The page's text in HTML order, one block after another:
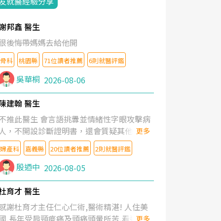
邦鑫 醫生
後悔帶媽媽去給他開
骨科 桃園縣 71位讀者推薦 6則就醫評鑑
吳華桐 2026-08-06
建翰 醫生
推此醫生 會言語挑釁並情緒性字眼攻擊病
人，不開設診斷證明書，還會質疑其他醫生
判斷！
更多
婦產科 嘉義縣 20位讀者推薦 2則就醫評鑑
殷迺中 2026-08-05
育才 醫生
謝杜育才主任仁心仁術,醫術精湛! 人住美
更多